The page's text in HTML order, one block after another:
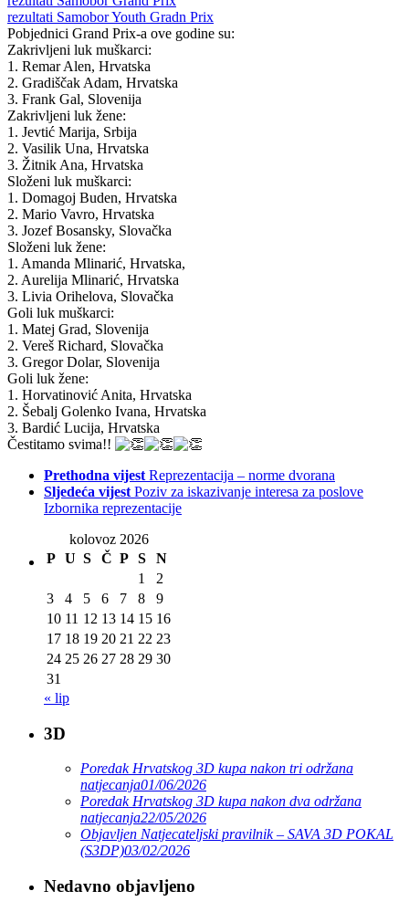
rezultati Samobor Youth Gradn Prix
Pobjednici Grand Prix-a ove godine su:
Zakrivljeni luk muškarci:
1. Remar Alen, Hrvatska
2. Gradiščak Adam, Hrvatska
3. Frank Gal, Slovenija
Zakrivljeni luk žene:
1. Jevtić Marija, Srbija
2. Vasilik Una, Hrvatska
3. Žitnik Ana, Hrvatska
Složeni luk muškarci:
1. Domagoj Buden, Hrvatska
2. Mario Vavro, Hrvatska
3. Jozef Bosansky, Slovačka
Složeni luk žene:
1. Amanda Mlinarić, Hrvatska,
2. Aurelija Mlinarić, Hrvatska
3. Livia Orihelova, Slovačka
Goli luk muškarci:
1. Matej Grad, Slovenija
2. Vereš Richard, Slovačka
3. Gregor Dolar, Slovenija
Goli luk žene:
1. Horvatinović Anita, Hrvatska
2. Šebalj Golenko Ivana, Hrvatska
3. Bardić Lucija, Hrvatska
Čestitamo svima!!
Prethodna vijest Reprezentacija – norme dvorana
Sljedeća vijest Poziv za iskazivanje interesa za poslove
Izbornika reprezentacije
kolovoz 2026
P U S Č P S
N
1
2
3
4 5 6 7 8
9
10 11 12 13 14 15 16
17 18 19 20 21 22 23
24 25 26 27 28 29 30
31
« lip
3D
Poredak Hrvatskog 3D kupa nakon tri održana
natjecanja01/06/2026
Poredak Hrvatskog 3D kupa nakon dva održana
natjecanja22/05/2026
Objavljen Natjecateljski pravilnik – SAVA 3D POKAL
(S3DP)03/02/2026
Nedavno objavljeno